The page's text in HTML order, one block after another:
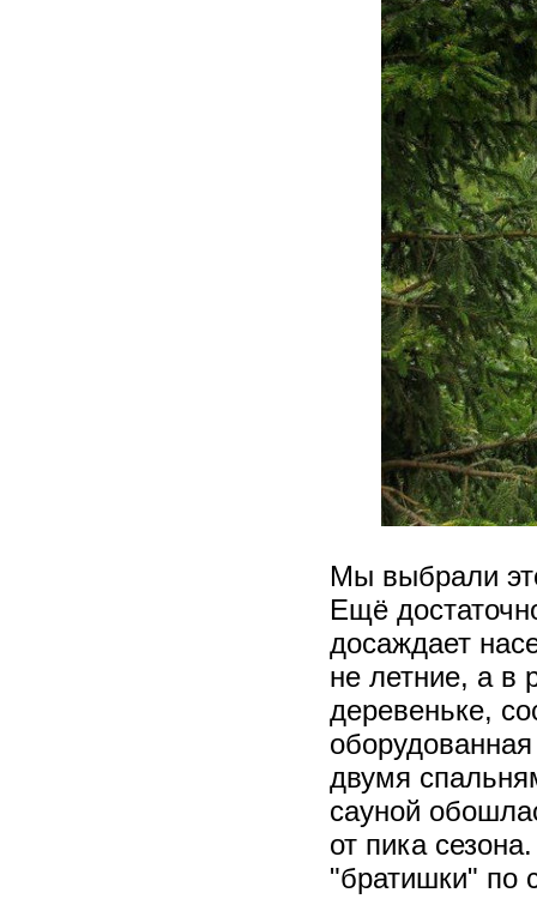
Мы выбрали
Ещё
досаждает
не летние, а в
деревеньке,
двумя
сауной
от пика
"братишки" по